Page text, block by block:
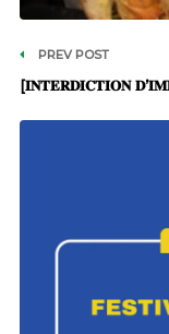
PREV POST
[𝐈𝐍𝐓𝐄𝐑𝐃𝐈𝐂𝐓𝐈𝐎𝐍